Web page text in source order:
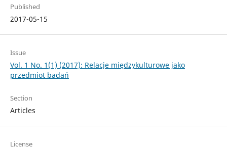
Published
2017-05-15
Issue
Vol. 1 No. 1(1) (2017): Relacje międzykulturowe jako
przedmiot badań
Section
Articles
License